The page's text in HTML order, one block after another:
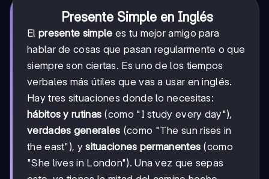
Presente Simple en Inglés
El presente simple es tu mejor amigo para
hablar de cosas que pasan regularmente o que
siempre son ciertas. Es uno de los tiempos
verbales más útiles que vas a usar en inglés.
Hay tres situaciones donde lo necesitas:
hábitos y rutinas (como "I study every day"),
verdades generales (como "The sun rises in
the east"), ysituaciones permanentes (como
"She lives in London"). Una vez que sepas